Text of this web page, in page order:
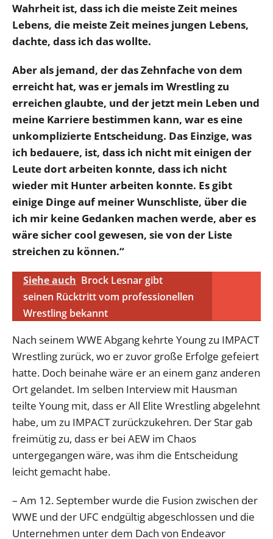
Wahrheit ist, dass ich die meiste Zeit meines
Lebens, die meiste Zeit meines jungen Lebens,
dachte, dass ich das wollte.
Aber als jemand, der das Zehnfache von dem
erreicht hat, was er jemals im Wrestling zu
erreichen glaubte, und der jetzt mein Leben und
meine Karriere bestimmen kann, war es eine
unkomplizierte Entscheidung. Das Einzige, was
ich bedauere, ist, dass ich nicht mit einigen der
Leute dort arbeiten konnte, dass ich nicht
wieder mit Hunter arbeiten konnte. Es gibt
einige Dinge auf meiner Wunschliste, über die
ich mir keine Gedanken machen werde, aber es
wäre sicher cool gewesen, sie von der Liste
streichen zu können.“
Siehe auch Brock Lesnar gibt
seinen Rücktritt vom professionellen
Wrestling bekannt
Nach seinem WWE Abgang kehrte Young zu IMPACT
Wrestling zurück, wo er zuvor große Erfolge gefeiert
hatte. Doch beinahe wäre er an einem ganz anderen
Ort gelandet. Im selben Interview mit Hausman
teilte Young mit, dass er All Elite Wrestling abgelehnt
habe, um zu IMPACT zurückzukehren. Der Star gab
freimütig zu, dass er bei AEW im Chaos
untergegangen wäre, was ihm die Entscheidung
leicht gemacht habe.
– Am 12. September wurde die Fusion zwischen der
WWE und der UFC endgültig abgeschlossen und die
Unternehmen unter dem Dach von Endeavor